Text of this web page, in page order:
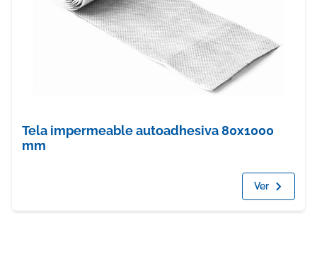
Tela impermeable autoadhesiva 80x1000
mm
Ver